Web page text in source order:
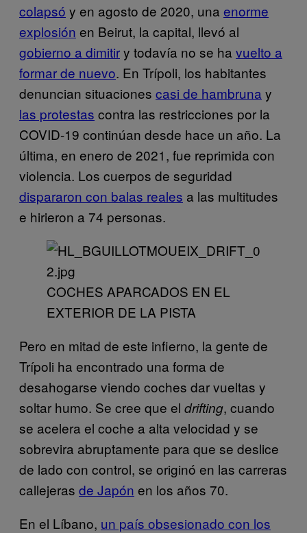
colapsó y en agosto de 2020, una enorme
explosión en Beirut, la capital, llevó al
gobierno a dimitiry todavía no se ha vuelto a
formar de nuevo. En Trípoli, los habitantes
denuncian situaciones casi de hambruna y
las protestas contra las restricciones por la
COVID-19 continúan desde hace un año. La
última, en enero de 2021, fue reprimida con
violencia. Los cuerpos de seguridad
dispararon con balas reales a las multitudes
e hirieron a 74 personas.
COCHES APARCADOS EN EL
EXTERIOR DE LA PISTA
Pero en mitad de este infierno, la gente de
Trípoli ha encontrado una forma de
desahogarse viendo coches dar vueltas y
soltar humo. Se cree que el drifting, cuando
se acelera el coche a alta velocidad y se
sobrevira abruptamente para que se deslice
de lado con control, se originó en las carreras
callejeras de Japón en los años 70.
En el Líbano, un país obsesionado con los